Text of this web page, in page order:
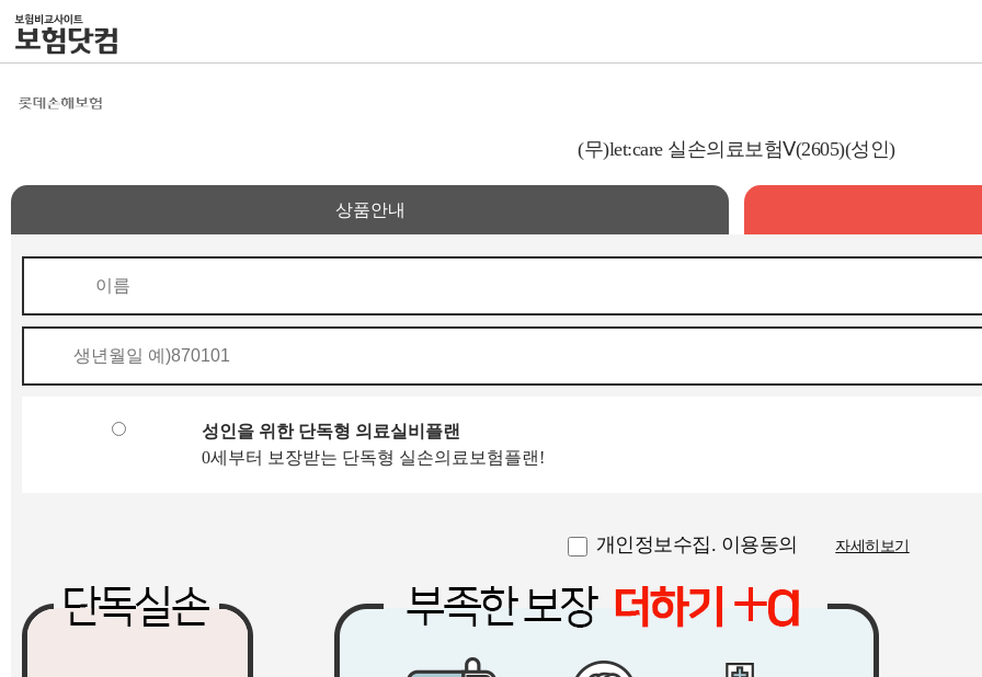
(무)let:care 실손의료보험Ⅴ(2605)(성인)
상품안내
성인을 위한 단독형 의료실비플랜
0세부터 보장받는 단독형 실손의료보험플랜!
개인정보수집. 이용동의 자세히보기